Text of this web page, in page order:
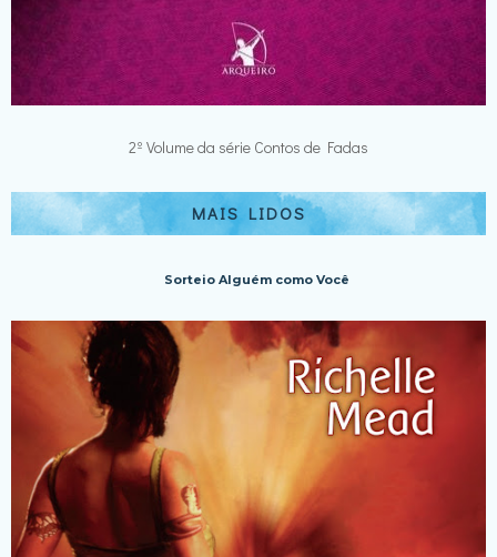
2º Volume da série Contos de Fadas
MAIS LIDOS
Sorteio Alguém como Você